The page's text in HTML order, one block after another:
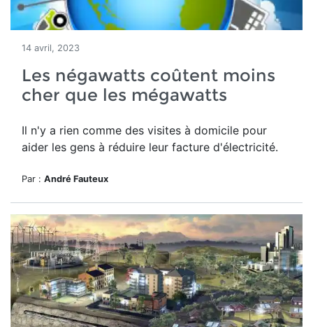
14 avril, 2023
Les négawatts coûtent moins
cher que les mégawatts
Il n'y a rien comme des visites à domicile pour
aider les gens à réduire leur facture d'électricité.
Par : André Fauteux